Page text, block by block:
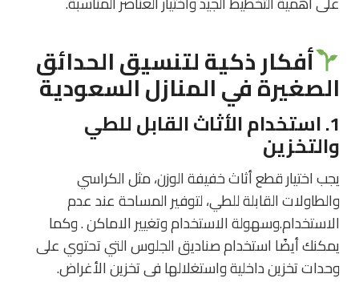
أفكار ذكية لتنسيق الحدائق
الصغيرة في المنازل السعودية
1. استخدام الأثاث القابل للطي
والتخزين
يجب اختيار قطع أثاث خفيفة الوزن، مثل الكراسي
والطاولات القابلة للطي، لتوفير المساحة عند عدم
الاستخدام.وسهولة الاستخدام وتغيير الاماكن . وكما
يمكنك أيضًا استخدام صناديق الجلوس التي تحتوي على
وحدات تخزين داخلية واستغلالها فى تخزين الأغراض.